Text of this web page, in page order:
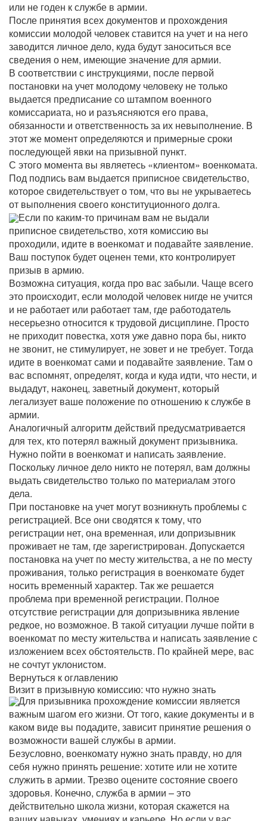
или не годен к службе в армии.
После принятия всех документов и прохождения
комиссии молодой человек ставится на учет и на него
заводится личное дело, куда будут заноситься все
сведения о нем, имеющие значение для армии.
В соответствии с инструкциями, после первой
постановки на учет молодому человеку не только
выдается предписание со штампом военного
комиссариата, но и разъясняются его права,
обязанности и ответственность за их невыполнение. В
этот же момент определяются и примерные сроки
последующей явки на призывной пункт.
С этого момента вы являетесь «клиентом» военкомата.
Под подпись вам выдается приписное свидетельство,
которое свидетельствует о том, что вы не укрываетесь
от выполнения своего конституционного долга.
Если по каким-то причинам вам не выдали
приписное свидетельство, хотя комиссию вы
проходили, идите в военкомат и подавайте заявление.
Ваш поступок будет оценен теми, кто контролирует
призыв в армию.
Возможна ситуация, когда про вас забыли. Чаще всего
это происходит, если молодой человек нигде не учится
и не работает или работает там, где работодатель
несерьезно относится к трудовой дисциплине. Просто
не приходит повестка, хотя уже давно пора бы, никто
не звонит, не стимулирует, не зовет и не требует. Тогда
идите в военкомат сами и подавайте заявление. Там о
вас вспомнят, определят, когда и куда идти, что нести, и
выдадут, наконец, заветный документ, который
легализует ваше положение по отношению к службе в
армии.
Аналогичный алгоритм действий предусматривается
для тех, кто потерял важный документ призывника.
Нужно пойти в военкомат и написать заявление.
Поскольку личное дело никто не потерял, вам должны
выдать свидетельство только по материалам этого
дела.
При постановке на учет могут возникнуть проблемы с
регистрацией. Все они сводятся к тому, что
регистрации нет, она временная, или допризывник
проживает не там, где зарегистрирован. Допускается
постановка на учет по месту жительства, а не по месту
проживания, только регистрация в военкомате будет
носить временный характер. Так же решается
проблема при временной регистрации. Полное
отсутствие регистрации для допризывника явление
редкое, но возможное. В такой ситуации лучше пойти в
военкомат по месту жительства и написать заявление с
изложением всех обстоятельств. По крайней мере, вас
не сочтут уклонистом.
Вернуться к оглавлению
Визит в призывную комиссию: что нужно знать
Для призывника прохождение комиссии является
важным шагом его жизни. От того, какие документы и в
каком виде вы подадите, зависит принятие решения о
возможности вашей службы в армии.
Безусловно, военкомату нужно знать правду, но для
себя нужно принять решение: хотите или не хотите
служить в армии. Трезво оцените состояние своего
здоровья. Конечно, служба в армии – это
действительно школа жизни, которая скажется на